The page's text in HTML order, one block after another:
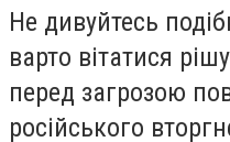
Не дивуйтесь
варто вітатися
перед загрозою
російського